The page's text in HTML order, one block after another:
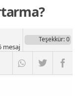
Teşekkür: 0
mesaj